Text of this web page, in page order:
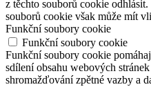
z těchto souborů cookie
souborů cookie však může mít
Funkční soubory cookie
Funkční soubory cookie
Funkční soubory cookie
sdílení obsahu webových
shromažďování zpětné vazby a